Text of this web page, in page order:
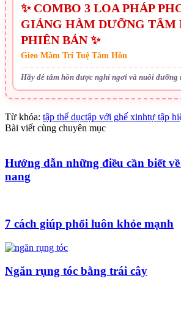
✨ COMBO 3 LOA PHÁP
GIẢNG HÀM DƯỠNG TÂM
PHIÊN BẢN ✨
Gieo Mầm Trí Tuệ Tâm Hồn
Hãy để tâm hồn được nghỉ ngơi và nuôi dưỡng
Từ khóa: tập thể dụctập với ghế xinhtự tập
Bài viết cùng chuyên mục
Hướng dẫn những điều cần biết
nang
7 cách giúp phổi luôn khỏe mạnh
Ngăn rụng tóc bằng trái cây